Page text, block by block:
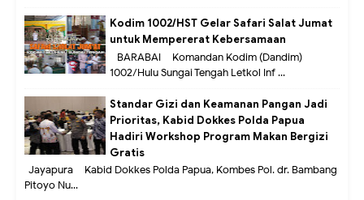
Kodim 1002/HST Gelar Safari Salat Jumat
untuk Mempererat Kebersamaan
BARABAI – Komandan Kodim (Dandim)
1002/Hulu Sungai Tengah Letkol Inf ...
Standar Gizi dan Keamanan Pangan Jadi
Prioritas, Kabid Dokkes Polda Papua
Hadiri Workshop Program Makan Bergizi
Gratis
Jayapura – Kabid Dokkes Polda Papua, Kombes Pol. dr. Bambang
Pitoyo Nu...